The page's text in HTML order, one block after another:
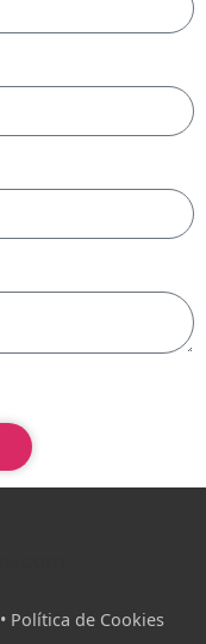
• Política de Cookies